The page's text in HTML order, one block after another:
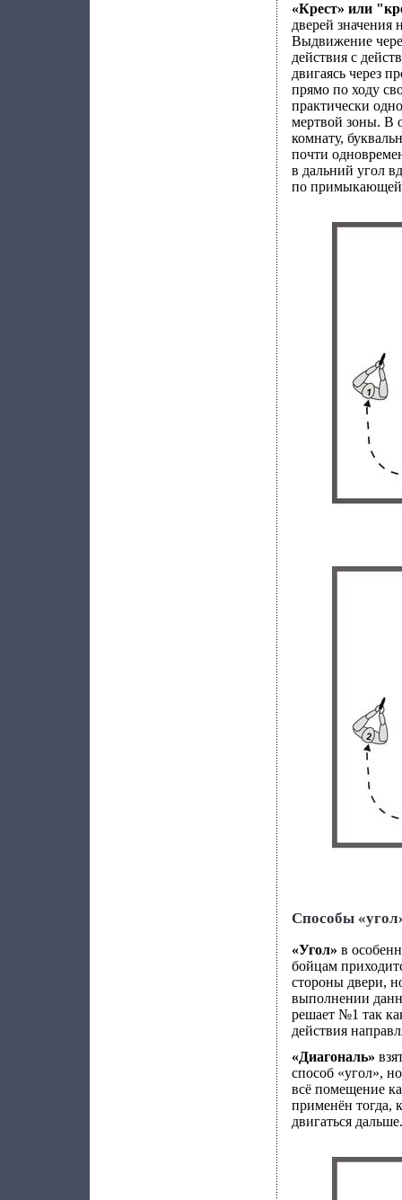
«Крест» или
дверей значения
Выдвижение
действия с
двигаясь через
прямо по ходу
практически
мертвой зоны. В
комнату,
почти
в дальний угол
по примыкающей
Способы
«Угол» в
бойцам
стороны двери,
выполнении
решает №1 так
действия
«Диагональ»
способ «угол»,
всё помещение
применён тогда,
двигаться дальше.